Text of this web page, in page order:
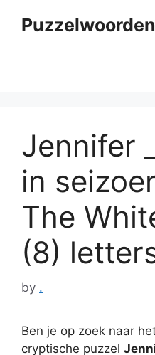
Jennifer
in
The
(8)
by .
Ben je op zoek naar
cryptische puzzel